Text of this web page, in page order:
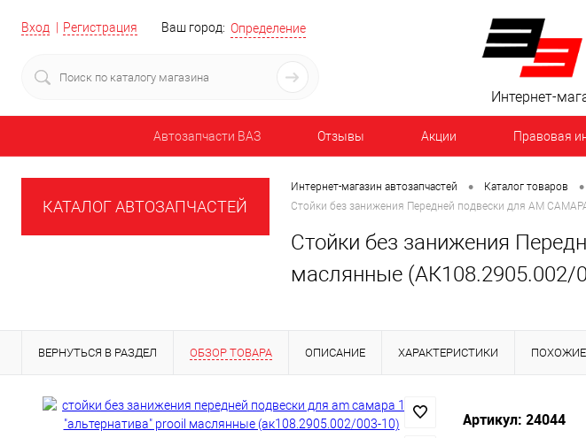
Вход Регистрация Ваш город: Определение
Интернет-
Автозапчасти ВАЗ Отзывы Акции Правовая
КАТАЛОГ АВТОЗАПЧАСТЕЙ
Интернет-магазин автозапчастей • Каталог товаров •
Стойки без занижения Передней подвески для AM
Стойки без занижения
маслянные (АК108.2905.002/
ВЕРНУТЬСЯ В РАЗДЕЛ ОБЗОР ТОВАРА ОПИСАНИЕ ХАРАКТЕРИСТИКИ
Артикул: 24044